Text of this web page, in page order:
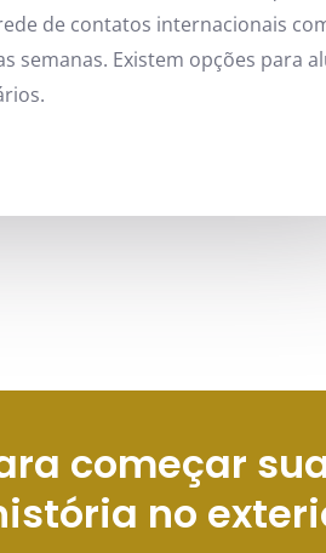
de contatos internacionais
semanas. Existem opções para
começar
no